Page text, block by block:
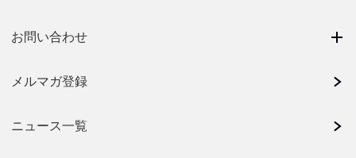
お問い合わせ
メルマガ登録
ニュース一覧